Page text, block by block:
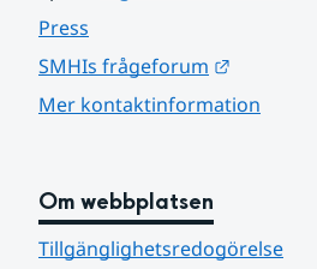
Press
SMHIs frågeforum
Mer kontaktinformation
Om webbplatsen
Tillgänglighetsredogörelse